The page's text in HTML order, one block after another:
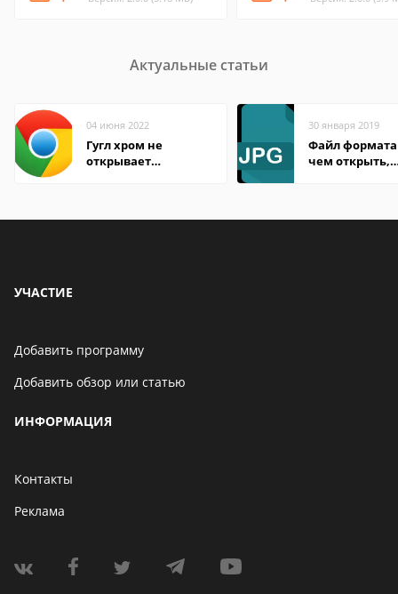
Актуальные статьи
04 июня 2022
Гугл хром не
открывает
30 января 2019
Файл формата
чем открыть,
УЧАСТИЕ
Добавить программу
Добавить обзор или статью
ИНФОРМАЦИЯ
Контакты
Реклама